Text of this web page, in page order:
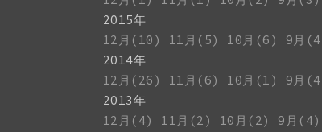
2015年
12月(10)
11月(5) 10月(6) 9月
2014年
12月(26)
11月(6) 10月(1) 9月
2013年
12月(4)
11月(2) 10月(2) 9月(4)